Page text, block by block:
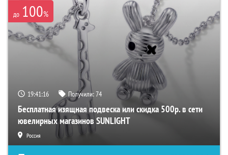
до 100%
19:41:15 Получили:74
Бесплатная изящная подвеска или скидка 500р. в сети
ювелирных магазинов SUNLIGHT
Россия